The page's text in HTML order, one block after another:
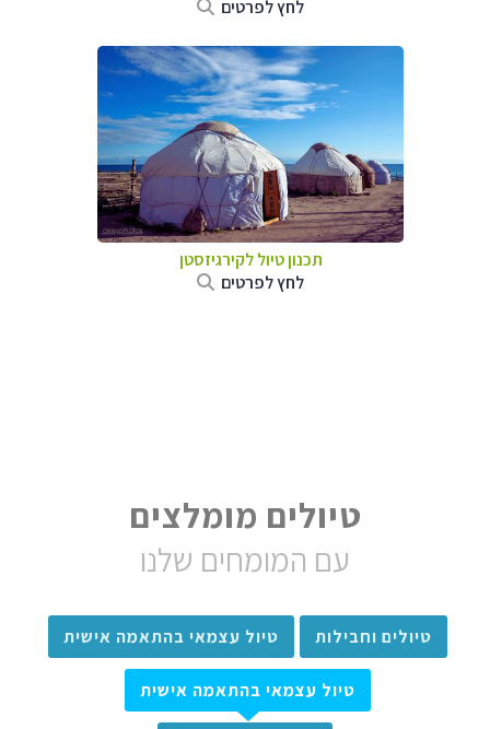
לחץ לפרטים
תכנון טיוללקירגיזסטן
לחץ לפרטים
טיולים מומלצים
עם המומחים שלנו
טיולים וחבילות טיול עצמאי בהתאמה אישית
טיול עצמאי בהתאמה אישית